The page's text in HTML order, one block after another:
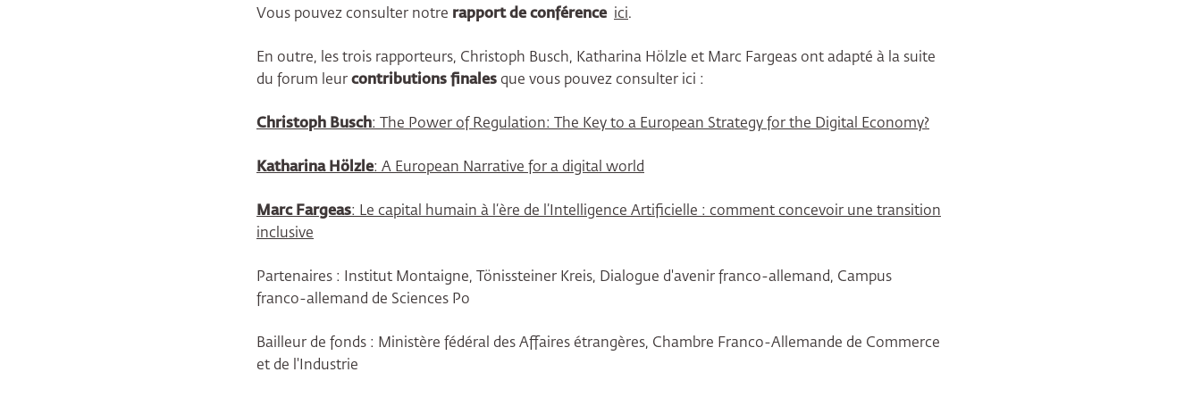
Vous pouvez consulter notre rapport de conférence ici.
En outre, les trois rapporteurs, Christoph Busch, Katharina Hölzle et Marc Fargeas ont adapté à la suite
du forum leur contributions finales que vous pouvez consulter ici :
Christoph Busch: The Power of Regulation: The Key to a European Strategy for the Digital Economy?
Katharina Hölzle: A European Narrative for a digital world
Marc Fargeas: Le capital humain à l‘ère de l’Intelligence Artificielle : comment concevoir une transition
inclusive
Partenaires : Institut Montaigne, Tönissteiner Kreis, Dialogue d'avenir franco-allemand, Campus
franco-allemand de Sciences Po
Bailleur de fonds : Ministère fédéral des Affaires étrangères, Chambre Franco-Allemande de Commerce
et de l'Industrie